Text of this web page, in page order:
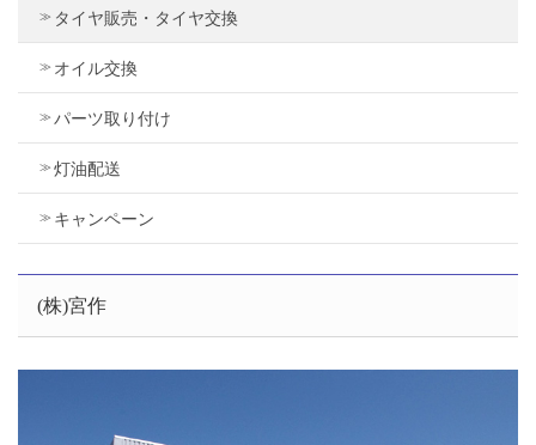
タイヤ販売・タイヤ交換
オイル交換
パーツ取り付け
灯油配送
キャンペーン
(株)宮作